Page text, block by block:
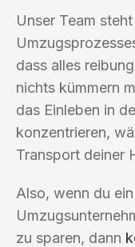
Unser Team
dass alles
nichts kümmern
das Einleben in
konzentrieren,
Transport deiner
Also, wenn du
zu sparen, dann